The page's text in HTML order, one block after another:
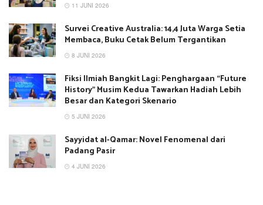
11 JUNI 2026
Survei Creative Australia: 14,4 Juta Warga Setia
Membaca, Buku Cetak Belum Tergantikan
8 JUNI 2026
Fiksi Ilmiah Bangkit Lagi: Penghargaan “Future
History” Musim Kedua Tawarkan Hadiah Lebih
Besar dan Kategori Skenario
5 JUNI 2026
Sayyidat al-Qamar: Novel Fenomenal dari
Padang Pasir
4 JUNI 2026